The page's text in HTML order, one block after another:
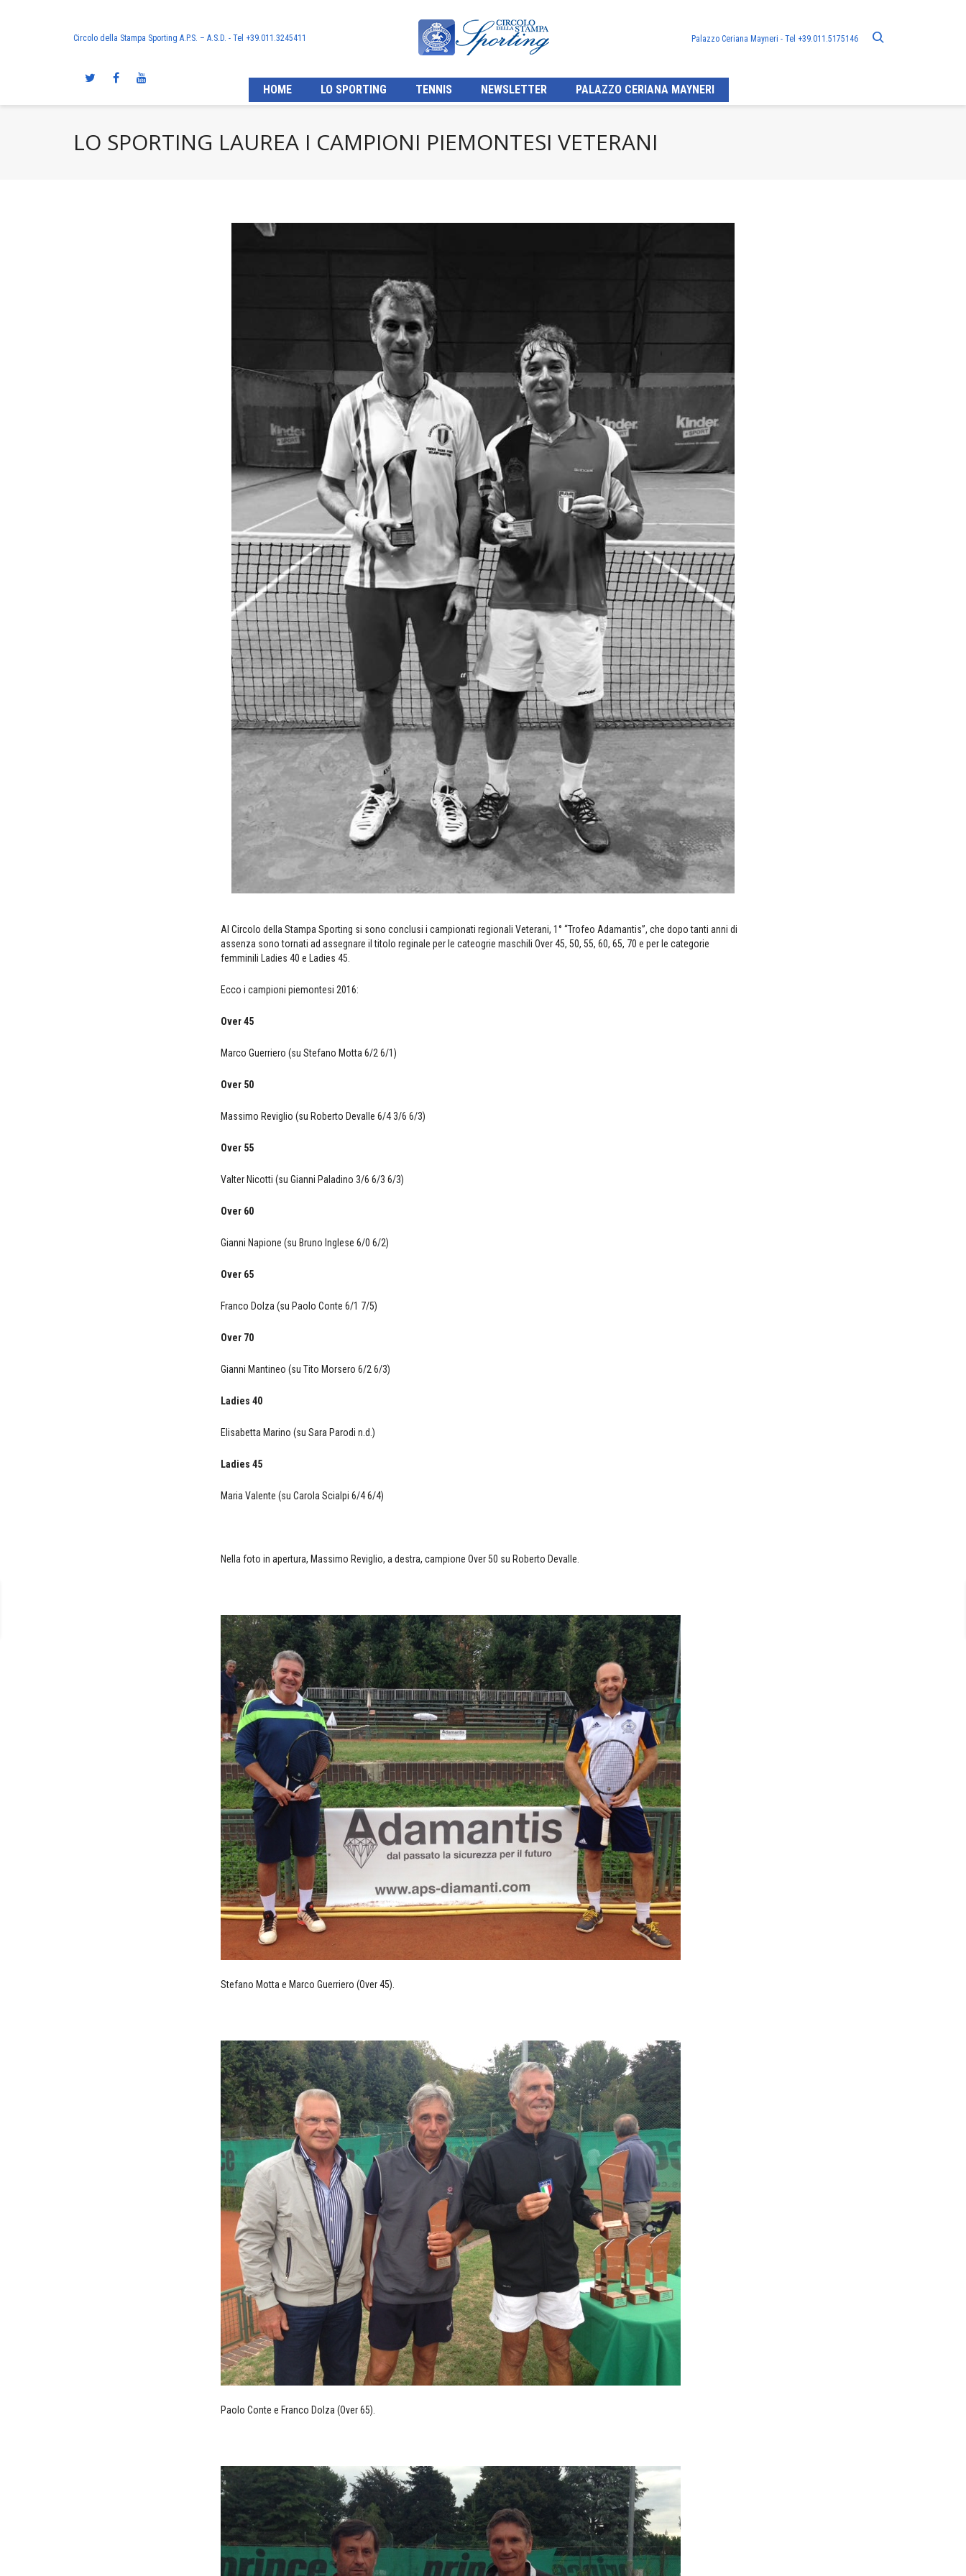
Circolo della Stampa Sporting A.P.S. – A.S.D. - Tel +39.011.3245411 Palazzo Ceriana Mayneri - Tel +39.011.5175146
HOME LO SPORTING TENNIS NEWSLETTER PALAZZO CERIANA MAYNERI
LO SPORTING LAUREA I CAMPIONI PIEMONTESI VETERANI
Al Circolo della Stampa Sporting si sono conclusi i campionati regionali Veterani, 1° “Trofeo Adamantis”, che dopo tanti anni di
assenza sono tornati ad assegnare il titolo reginale per le cateogrie maschili Over 45, 50, 55, 60, 65, 70 e per le categorie
femminili Ladies 40 e Ladies 45.
Ecco i campioni piemontesi 2016:
Over 45
Marco Guerriero (su Stefano Motta 6/2 6/1)
Over 50
Massimo Reviglio (su Roberto Devalle 6/4 3/6 6/3)
Over 55
Valter Nicotti (su Gianni Paladino 3/6 6/3 6/3)
Over 60
Gianni Napione (su Bruno Inglese 6/0 6/2)
Over 65
Franco Dolza (su Paolo Conte 6/1 7/5)
Over 70
Gianni Mantineo (su Tito Morsero 6/2 6/3)
Ladies 40
Elisabetta Marino (su Sara Parodi n.d.)
Ladies 45
Maria Valente (su Carola Scialpi 6/4 6/4)
Nella foto in apertura, Massimo Reviglio, a destra, campione Over 50 su Roberto Devalle.
Stefano Motta e Marco Guerriero (Over 45).
Paolo Conte e Franco Dolza (Over 65).